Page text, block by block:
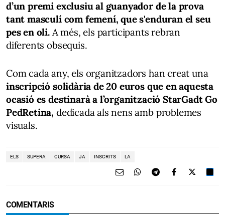
d’un premi exclusiu al guanyador de la prova
tant masculí com femení, que s'enduran el seu
pes en oli.A més, els participants rebran
diferents obsequis.
Com cada any, els organitzadors han creat una
inscripció solidària de 20 euros que en aquesta
ocasió es destinarà a l’organització StarGadt Go
PedRetina, dedicada als nens amb problemes
visuals.
ELS SUPERA CURSA JA INSCRITS LA
COMENTARIS